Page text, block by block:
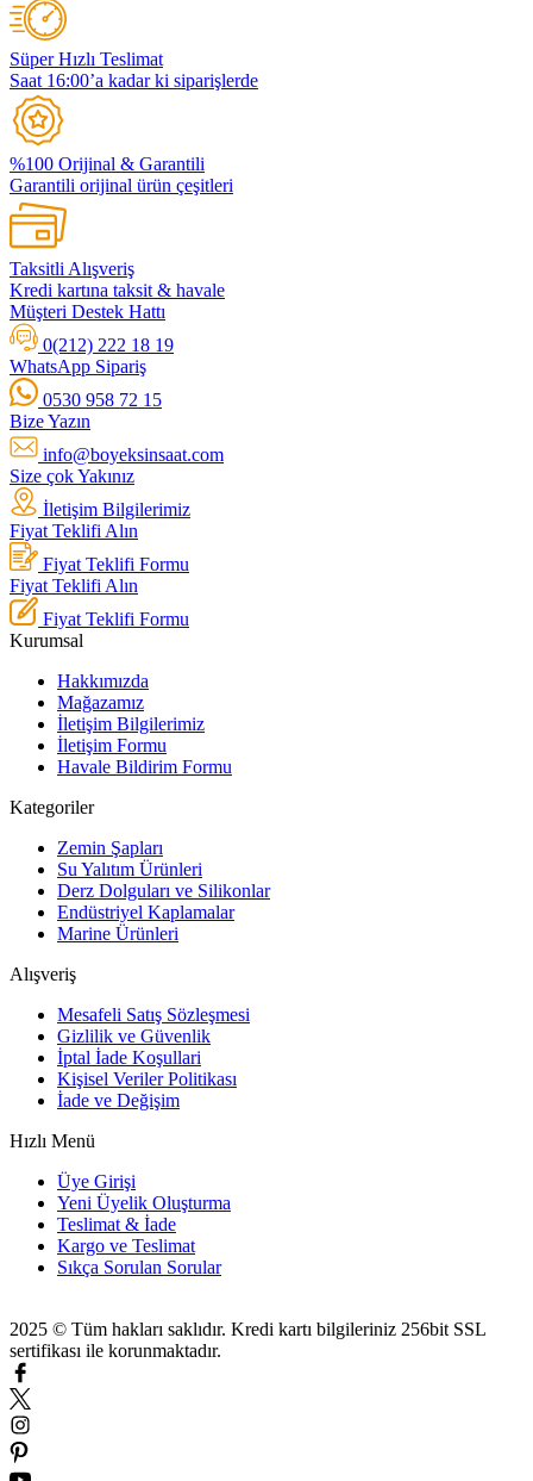
Süper Hızlı Teslimat
Saat 16:00’a kadar ki siparişlerde
%100 Orijinal & Garantili
Garantili orijinal ürün çeşitleri
Taksitli Alışveriş
Kredi kartına taksit & havale
Müşteri Destek Hattı
0(212) 222 18 19
WhatsApp Sipariş
0530 958 72 15
Bize Yazın
info@boyeksinsaat.com
Size çok Yakınız
İletişim Bilgilerimiz
Fiyat Teklifi Alın
Fiyat Teklifi Formu
Fiyat Teklifi Alın
Fiyat Teklifi Formu
Kurumsal
Hakkımızda
Mağazamız
İletişim Bilgilerimiz
İletişim Formu
Havale Bildirim Formu
Kategoriler
Zemin Şapları
Su Yalıtım Ürünleri
Derz Dolguları ve Silikonlar
Endüstriyel Kaplamalar
Marine Ürünleri
Alışveriş
Mesafeli Satış Sözleşmesi
Gizlilik ve Güvenlik
İptal İade Koşullari
Kişisel Veriler Politikası
İade ve Değişim
Hızlı Menü
Üye Girişi
Yeni Üyelik Oluşturma
Teslimat & İade
Kargo ve Teslimat
Sıkça Sorulan Sorular
2025 © Tüm hakları saklıdır. Kredi kartı bilgileriniz 256bit SSL
sertifikası ile korunmaktadır.